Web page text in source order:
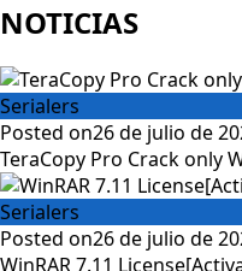
NOTICIAS
Serialers
Posted on26 de julio de
TeraCopy Pro Crack only
Serialers
Posted on26 de julio de
WinRAR 7.11